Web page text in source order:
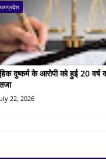
दुष्कर्म के आरोपी को हुई 20 वर्ष
22, 2026